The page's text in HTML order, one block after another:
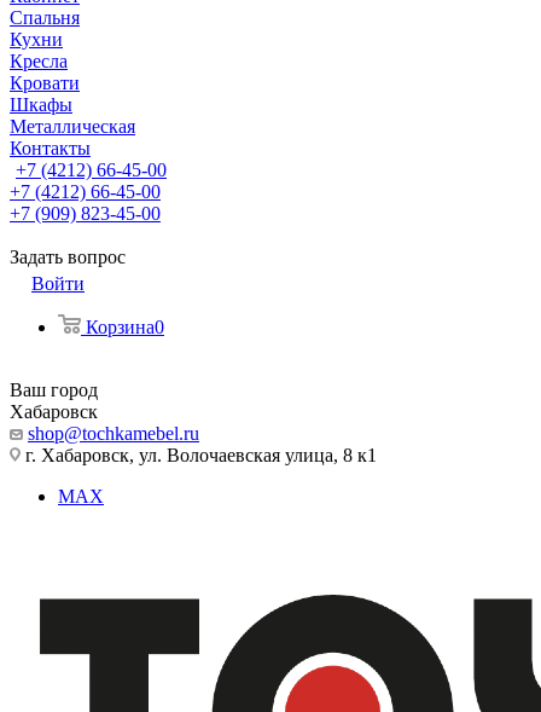
Спальня
Кухни
Кресла
Кровати
Шкафы
Металлическая
Контакты
+7 (4212) 66-45-00
+7 (4212) 66-45-00
+7 (909) 823-45-00
Задать вопрос
Войти
Корзина0
Ваш город
Хабаровск
shop@tochkamebel.ru
г. Хабаровск, ул. Волочаевская улица, 8 к1
MAX